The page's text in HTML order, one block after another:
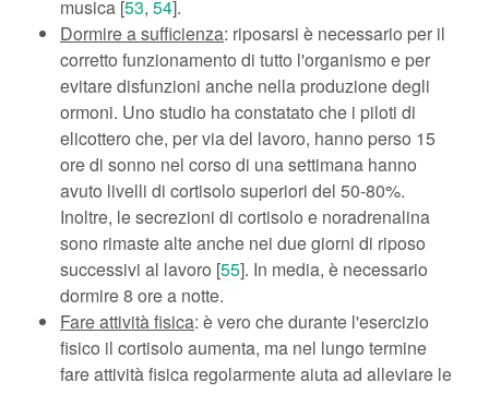
musica [53, 54].
Dormire a sufficienza: riposarsi è necessario per il
corretto funzionamento di tutto l'organismo e per
evitare disfunzioni anche nella produzione degli
ormoni. Uno studio ha constatato che i piloti di
elicottero che, per via del lavoro, hanno perso 15
ore di sonno nel corso di una settimana hanno
avuto livelli di cortisolo superiori del 50-80%.
Inoltre, le secrezioni di cortisolo e noradrenalina
sono rimaste alte anche nei due giorni di riposo
successivi al lavoro [55]. In media, è necessario
dormire 8 ore a notte.
Fare attività fisica: è vero che durante l'esercizio
fisico il cortisolo aumenta, ma nel lungo termine
fare attività fisica regolarmente aiuta ad alleviare le